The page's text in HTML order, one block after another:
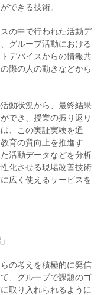
できる技術。
の中で行われた活動デ
グループ活動における
デバイスからの情報共
際の人の動きなどから
動状況から、最終結果
でき、授業の振り返り
、この実証実験を通
育の質向上を推進す
活動データなどを分析
化させる現場改善技術
広く使えるサービスを
の考えを積極的に発信
、グループで課題のゴ
取り入れられるように